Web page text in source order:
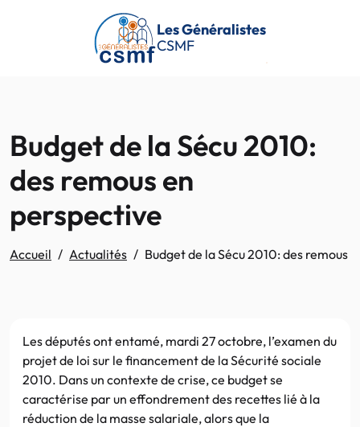
Passer au contenu principal
Les Généralistes
CSMF
Budget de la Sécu 2010:
des remous en
perspective
Accueil Actualités Budget de la Sécu 2010: des remous
Les députés ont entamé, mardi 27 octobre, l’examen du
projet de loi sur le financement de la Sécurité sociale
2010. Dans un contexte de crise, ce budget se
caractérise par un effondrement des recettes lié à la
réduction de la masse salariale, alors que la